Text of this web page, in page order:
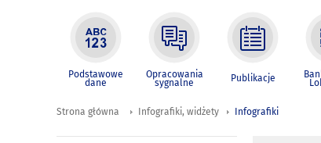
Podstawowe
dane
Opracowania
sygnalne Publikacje
Strona główna Infografiki, widżety Infografiki